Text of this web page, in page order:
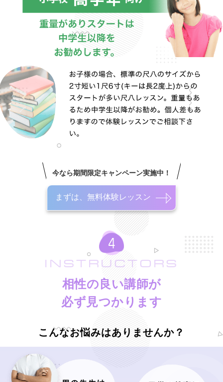
今なら期間限定キャンペーン実施中！
まずは、無料体験レッスン
INSTRUCTORS
相性の良い講師が
必ず見つかります
こんなお悩みはありませんか？